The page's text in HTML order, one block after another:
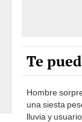
Te
Hombre
una siesta
lluvia y